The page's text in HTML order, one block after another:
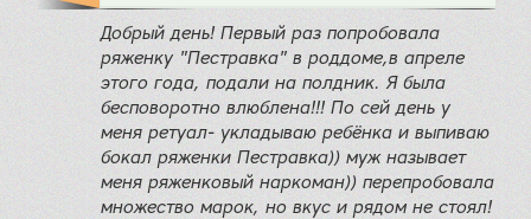
Добрый день! Первый раз попробовала
ряженку "Пестравка" в роддоме,в апреле
этого года, подали на полдник. Я была
бесповоротно влюблена!!! По сей день у
меня ретуал- укладываю ребёнка и выпиваю
бокал ряженки Пестравка)) муж называет
меня ряженковый наркоман)) перепробовала
множество марок, но вкус и рядом не стоял!